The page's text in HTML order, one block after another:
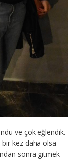
ve çok eğlendik.
bir kez daha olsa
sonra gitmek